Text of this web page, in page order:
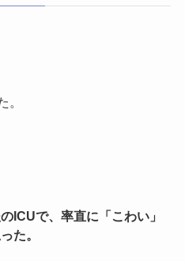
。
ICUで、率直に「こわい」
た。